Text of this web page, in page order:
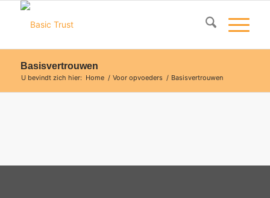
Basisvertrouwen
U bevindt zich hier: Home / Voor opvoeders / Basisvertrouwen